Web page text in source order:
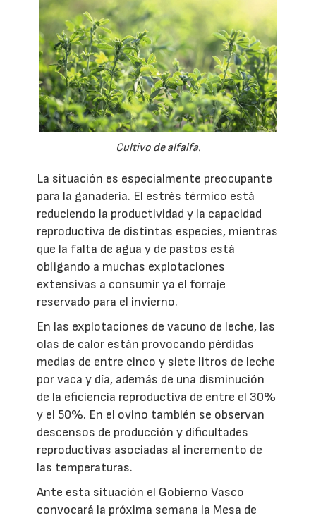
Cultivo de alfalfa.
La situación es especialmente preocupante
para la ganadería. El estrés térmico está
reduciendo la productividad y la capacidad
reproductiva de distintas especies, mientras
que la falta de agua y de pastos está
obligando a muchas explotaciones
extensivas a consumir ya el forraje
reservado para el invierno.
En las explotaciones de vacuno de leche, las
olas de calor están provocando pérdidas
medias de entre cinco y siete litros de leche
por vaca y día, además de una disminución
de la eficiencia reproductiva de entre el 30%
y el 50%. En el ovino también se observan
descensos de producción y dificultades
reproductivas asociadas al incremento de
las temperaturas.
Ante esta situación el Gobierno Vasco
convocará la próxima semana la Mesa de